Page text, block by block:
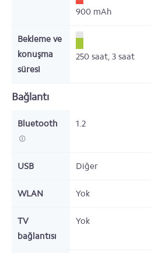
900 mAh
Bekleme ve
konuşma
süresi
250 saat, 3 saat
Bağlantı
Bluetooth 1.2
USB Diğer
WLAN Yok
TV
bağlantısı
Yok